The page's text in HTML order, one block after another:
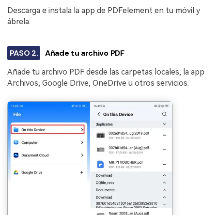
Descarga e instala la app de PDFelement en tu móvil y
ábrela.
PASO 2. Añade tu archivo PDF
Añade tu archivo PDF desde las carpetas locales, la app
Archivos, Google Drive, OneDrive u otros servicios.